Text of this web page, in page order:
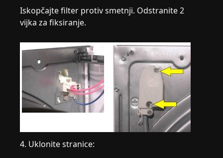
Iskopčajte filter protiv smetnji. Odstranite 2
vijka za fiksiranje.
4. Uklonite stranice: